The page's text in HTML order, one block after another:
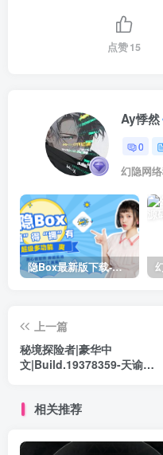
点赞15
Ay悸然
0
幻隐网
隐Box最新版下载-极致模式
上一篇
秘境探险者|豪华中
文|Build.19378359-天谕猎
相关推荐